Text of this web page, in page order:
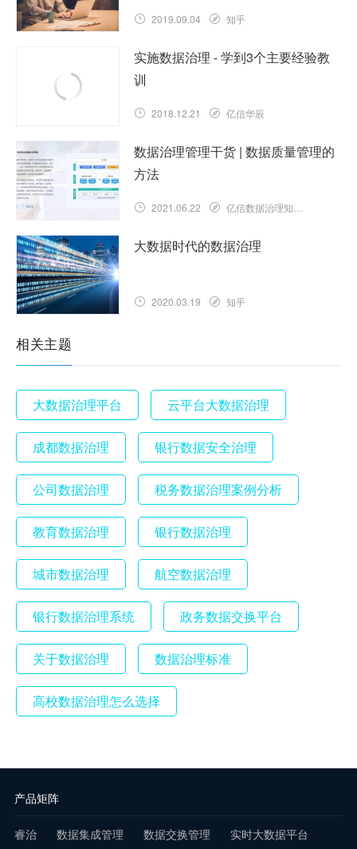
2019.09.04 知乎
实施数据治理 - 学到3个主要经验教
训
2018.12.21 亿信华辰
数据治理管理干货 | 数据质量管理的
方法
2021.06.22 亿信数据治理知识库
大数据时代的数据治理
2020.03.19 知乎
相关主题
大数据治理平台 云平台大数据治理
成都数据治理 银行数据安全治理
公司数据治理 税务数据治理案例分析
教育数据治理 银行数据治理
城市数据治理 航空数据治理
银行数据治理系统 政务数据交换平台
关于数据治理 数据治理标准
高校数据治理怎么选择
产品矩阵
睿治 数据集成管理 数据交换管理
实时大数据平台